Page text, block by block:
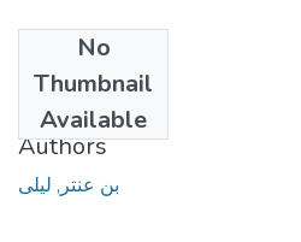
No
Thumbnail
Available
2020
Authors
بن عنتر, ليلى